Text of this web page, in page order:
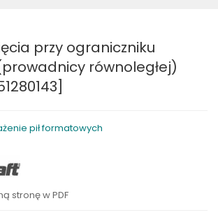
przy ograniczniku
równoległej)
pił formatowych
stronę w PDF